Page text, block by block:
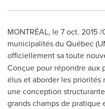
MONTRÉAL, le7 oct. 2015/
municipalités du Québec
officiellement sa toute
Conçue pour répondre aux
élus et aborder les
une conception
grands champs de